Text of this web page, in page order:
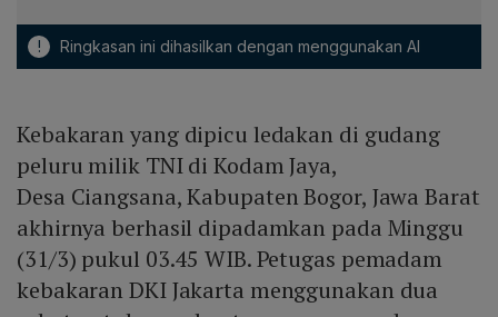
! Ringkasan ini dihasilkan dengan menggunakan AI
Kebakaran yang dipicu ledakan di gudang
peluru milik TNI di Kodam Jaya,
Desa Ciangsana, Kabupaten Bogor, Jawa Barat
akhirnya berhasil dipadamkan pada Minggu
(31/3) pukul 03.45 WIB. Petugas pemadam
kebakaran DKI Jakarta menggunakan dua